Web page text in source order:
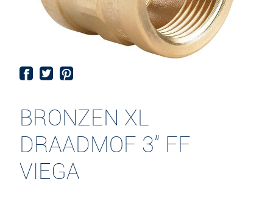
BRONZEN XL
DRAADMOF 3" FF
VIEGA